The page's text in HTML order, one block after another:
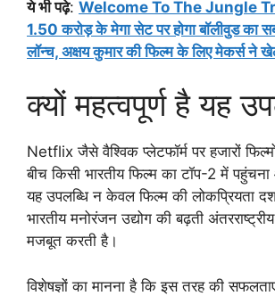
ये भी पढ़े: Welcome To The Jungle
1.50 करोड़ के मेगा सेट पर होगा बॉलीवुड का
लॉन्च, अक्षय कुमार की फिल्म के लिए मेकर्स ने
क्यों महत्वपूर्ण है यह
Netflix जैसे वैश्विक प्लेटफॉर्म पर हजारों
बीच किसी भारतीय फिल्म का टॉप-2 में
यह उपलब्धि न केवल फिल्म की लोकप्रियता
भारतीय मनोरंजन उद्योग की बढ़ती
मजबूत करती है।
विशेषज्ञों का मानना है कि इस तरह की